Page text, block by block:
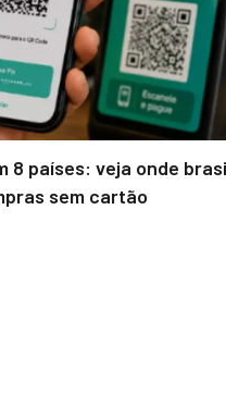
8 países: veja onde
sem cartão